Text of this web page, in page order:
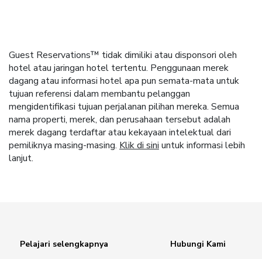
Guest Reservations™ tidak dimiliki atau disponsori oleh
hotel atau jaringan hotel tertentu. Penggunaan merek
dagang atau informasi hotel apa pun semata-mata untuk
tujuan referensi dalam membantu pelanggan
mengidentifikasi tujuan perjalanan pilihan mereka. Semua
nama properti, merek, dan perusahaan tersebut adalah
merek dagang terdaftar atau kekayaan intelektual dari
pemiliknya masing-masing. Klik di sini untuk informasi lebih
lanjut.
Pelajari selengkapnya
Hubungi Kami